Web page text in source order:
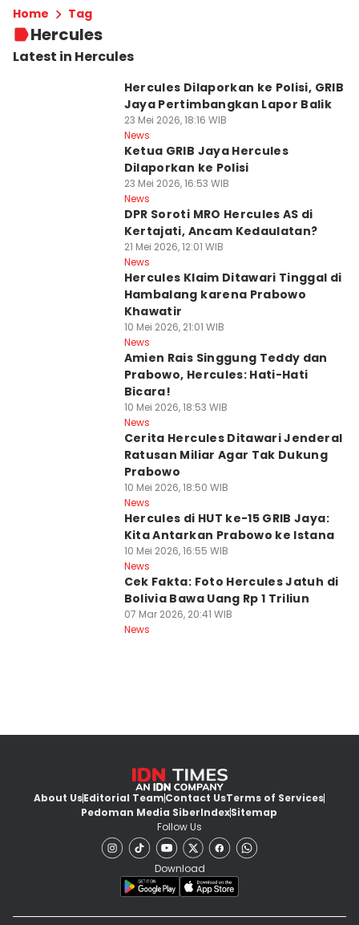
Home Tag
Hercules
Latest in Hercules
Hercules Dilaporkan ke Polisi, GRIB
Jaya Pertimbangkan Lapor Balik
23 Mei 2026, 18:16 WIB
News
Ketua GRIB Jaya Hercules
Dilaporkan ke Polisi
23 Mei 2026, 16:53 WIB
News
DPR Soroti MRO Hercules AS di
Kertajati, Ancam Kedaulatan?
21 Mei 2026, 12:01 WIB
News
Hercules Klaim Ditawari Tinggal di
Hambalang karena Prabowo
Khawatir
10 Mei 2026, 21:01 WIB
News
Amien Rais Singgung Teddy dan
Prabowo, Hercules: Hati-Hati
Bicara!
10 Mei 2026, 18:53 WIB
News
Cerita Hercules Ditawari Jenderal
Ratusan Miliar Agar Tak Dukung
Prabowo
10 Mei 2026, 18:50 WIB
News
Hercules di HUT ke-15 GRIB Jaya:
Kita Antarkan Prabowo ke Istana
10 Mei 2026, 16:55 WIB
News
Cek Fakta: Foto Hercules Jatuh di
Bolivia Bawa Uang Rp 1 Triliun
07 Mar 2026, 20:41 WIB
News
About UsEditorial TeamContact UsTerms of Services
Pedoman Media SiberIndexSitemap
Follow Us
Download